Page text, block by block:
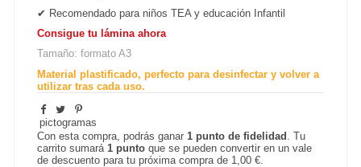
✔ Recomendado para niños TEA y educación Infantil
Consigue tu lámina ahora
Tamaño: formato A3
Material plastificado, perfecto para desinfectar y volver a
utilizar tras cada uso.
pictogramas
Con esta compra, podrás ganar 1 punto de fidelidad . Tu
carrito sumará 1 punto que se pueden convertir en un vale
de descuento para tu próxima compra de 1,00 €